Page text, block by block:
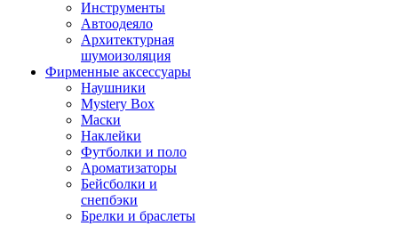
Инструменты
Автоодеяло
Архитектурная
шумоизоляция
Фирменные аксессуары
Наушники
Mystery Box
Маски
Наклейки
Футболки и поло
Ароматизаторы
Бейсболки и
снепбэки
Брелки и браслеты